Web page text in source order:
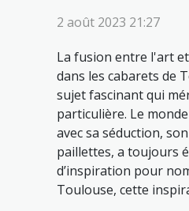
2 août 2023 21:27
La fusion entre l'art
dans les cabarets de
sujet fascinant qui
particulière. Le
avec sa séduction,
paillettes, a toujours
d’inspiration pour
Toulouse, cette